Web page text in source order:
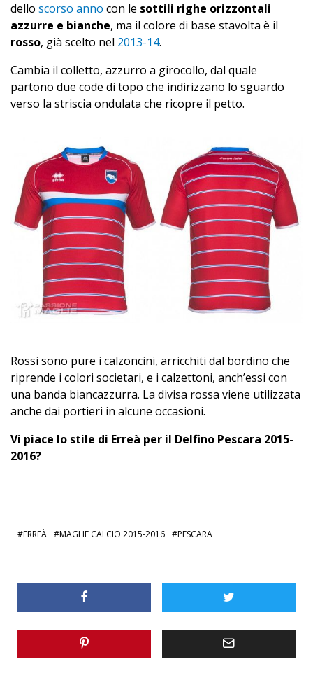
dello scorso anno con le sottili righe orizzontali
azzurre e bianche, ma il colore di base stavolta è il
rosso, già scelto nel 2013-14.
Cambia il colletto, azzurro a girocollo, dal quale
partono due code di topo che indirizzano lo sguardo
verso la striscia ondulata che ricopre il petto.
Rossi sono pure i calzoncini, arricchiti dal bordino che
riprende i colori societari, e i calzettoni, anch’essi con
una banda biancazzurra. La divisa rossa viene utilizzata
anche dai portieri in alcune occasioni.
Vi piace lo stile di Erreà per il Delfino Pescara 2015-
2016?
ERREÀ MAGLIE CALCIO 2015-2016 PESCARA